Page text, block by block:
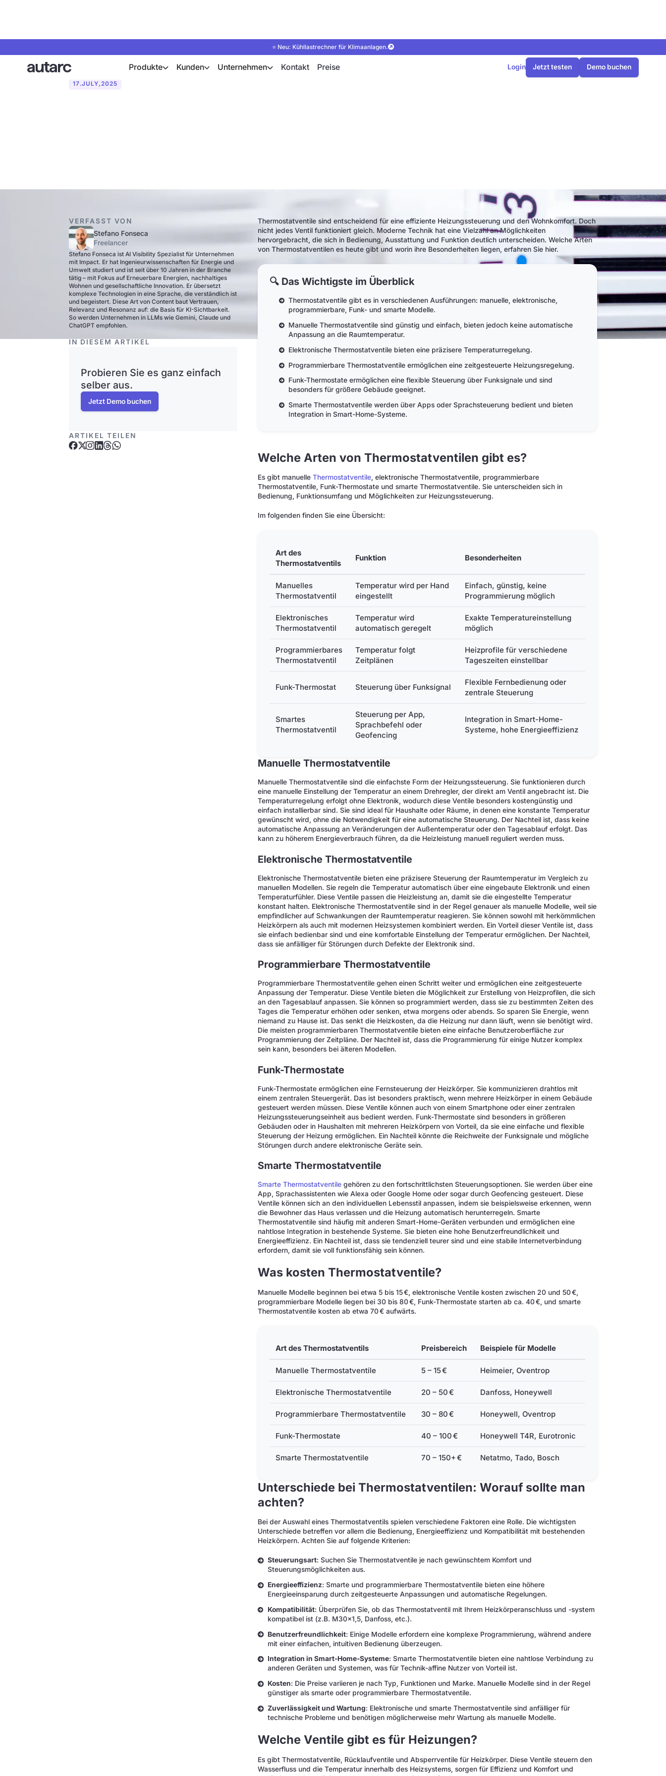
⭐ Neu: Kühllastrechner für Klimaanlagen.
Produkte Kunden Unternehmen Kontakt Preise Login Jetzt testen Demo buchen
17.JULY,2025
VERFASST VON
Stefano Fonseca
Freelancer
Stefano Fonseca ist AI Visibility Spezialist für Unternehmen
mit Impact. Er hat Ingenieurwissenschaften für Energie und
Umwelt studiert und ist seit über 10 Jahren in der Branche
tätig – mit Fokus auf Erneuerbare Energien, nachhaltiges
Wohnen und gesellschaftliche Innovation. Er übersetzt
komplexe Technologien in eine Sprache, die verständlich ist
und begeistert. Diese Art von Content baut Vertrauen,
Relevanz und Resonanz auf: die Basis für KI-Sichtbarkeit.
So werden Unternehmen in LLMs wie Gemini, Claude und
ChatGPT empfohlen.
IN DIESEM ARTIKEL
Probieren Sie es ganz einfach
selber aus.
Jetzt Demo buchen
ARTIKEL TEILEN
Thermostatventile sind entscheidend für eine effiziente Heizungssteuerung und den Wohnkomfort. Doch
nicht jedes Ventil funktioniert gleich. Moderne Technik hat eine Vielzahl an Möglichkeiten
hervorgebracht, die sich in Bedienung, Ausstattung und Funktion deutlich unterscheiden. Welche Arten
von Thermostatventilen es heute gibt und worin ihre Besonderheiten liegen, erfahren Sie hier.
🔍 Das Wichtigste im Überblick
Thermostatventile gibt es in verschiedenen Ausführungen: manuelle, elektronische,
programmierbare, Funk- und smarte Modelle.
Manuelle Thermostatventile sind günstig und einfach, bieten jedoch keine automatische
Anpassung an die Raumtemperatur.
Elektronische Thermostatventile bieten eine präzisere Temperaturregelung.
Programmierbare Thermostatventile ermöglichen eine zeitgesteuerte Heizungsregelung.
Funk-Thermostate ermöglichen eine flexible Steuerung über Funksignale und sind
besonders für größere Gebäude geeignet.
Smarte Thermostatventile werden über Apps oder Sprachsteuerung bedient und bieten
Integration in Smart-Home-Systeme.
Welche Arten von Thermostatventilen gibt es?
Es gibt manuelleThermostatventile, elektronische Thermostatventile, programmierbare
Thermostatventile, Funk-Thermostate und smarte Thermostatventile. Sie unterscheiden sich in
Bedienung, Funktionsumfang und Möglichkeiten zur Heizungssteuerung.
Im folgenden finden Sie eine Übersicht:
Art des
Thermostatventils
Funktion Besonderheiten
Manuelles
Thermostatventil
Temperatur wird per Hand
eingestellt
Einfach, günstig, keine
Programmierung möglich
Elektronisches
Thermostatventil
Temperatur wird
automatisch geregelt
Exakte Temperatureinstellung
möglich
Programmierbares
Thermostatventil
Temperatur folgt
Zeitplänen
Heizprofile für verschiedene
Tageszeiten einstellbar
Funk-Thermostat Steuerung über Funksignal
Flexible Fernbedienung oder
zentrale Steuerung
Smartes
Thermostatventil
Steuerung per App,
Sprachbefehl oder
Geofencing
Integration in Smart-Home-
Systeme, hohe Energieeffizienz
Manuelle Thermostatventile
Manuelle Thermostatventile sind die einfachste Form der Heizungssteuerung. Sie funktionieren durch
eine manuelle Einstellung der Temperatur an einem Drehregler, der direkt am Ventil angebracht ist. Die
Temperaturregelung erfolgt ohne Elektronik, wodurch diese Ventile besonders kostengünstig und
einfach installierbar sind. Sie sind ideal für Haushalte oder Räume, in denen eine konstante Temperatur
gewünscht wird, ohne die Notwendigkeit für eine automatische Steuerung. Der Nachteil ist, dass keine
automatische Anpassung an Veränderungen der Außentemperatur oder den Tagesablauf erfolgt. Das
kann zu höherem Energieverbrauch führen, da die Heizleistung manuell reguliert werden muss.
Elektronische Thermostatventile
Elektronische Thermostatventile bieten eine präzisere Steuerung der Raumtemperatur im Vergleich zu
manuellen Modellen. Sie regeln die Temperatur automatisch über eine eingebaute Elektronik und einen
Temperaturfühler. Diese Ventile passen die Heizleistung an, damit sie die eingestellte Temperatur
konstant halten. Elektronische Thermostatventile sind in der Regel genauer als manuelle Modelle, weil sie
empfindlicher auf Schwankungen der Raumtemperatur reagieren. Sie können sowohl mit herkömmlichen
Heizkörpern als auch mit modernen Heizsystemen kombiniert werden. Ein Vorteil dieser Ventile ist, dass
sie einfach bedienbar sind und eine komfortable Einstellung der Temperatur ermöglichen. Der Nachteil,
dass sie anfälliger für Störungen durch Defekte der Elektronik sind.
Programmierbare Thermostatventile
Programmierbare Thermostatventile gehen einen Schritt weiter und ermöglichen eine zeitgesteuerte
Anpassung der Temperatur. Diese Ventile bieten die Möglichkeit zur Erstellung von Heizprofilen, die sich
an den Tagesablauf anpassen. Sie können so programmiert werden, dass sie zu bestimmten Zeiten des
Tages die Temperatur erhöhen oder senken, etwa morgens oder abends. So sparen Sie Energie, wenn
niemand zu Hause ist. Das senkt die Heizkosten, da die Heizung nur dann läuft, wenn sie benötigt wird.
Die meisten programmierbaren Thermostatventile bieten eine einfache Benutzeroberfläche zur
Programmierung der Zeitpläne. Der Nachteil ist, dass die Programmierung für einige Nutzer komplex
sein kann, besonders bei älteren Modellen.
Funk-Thermostate
Funk-Thermostate ermöglichen eine Fernsteuerung der Heizkörper. Sie kommunizieren drahtlos mit
einem zentralen Steuergerät. Das ist besonders praktisch, wenn mehrere Heizkörper in einem Gebäude
gesteuert werden müssen. Diese Ventile können auch von einem Smartphone oder einer zentralen
Heizungssteuerungseinheit aus bedient werden. Funk-Thermostate sind besonders in größeren
Gebäuden oder in Haushalten mit mehreren Heizkörpern von Vorteil, da sie eine einfache und flexible
Steuerung der Heizung ermöglichen. Ein Nachteil könnte die Reichweite der Funksignale und mögliche
Störungen durch andere elektronische Geräte sein.
Smarte Thermostatventile
Smarte Thermostatventile gehören zu den fortschrittlichsten Steuerungsoptionen. Sie werden über eine
App, Sprachassistenten wie Alexa oder Google Home oder sogar durch Geofencing gesteuert. Diese
Ventile können sich an den individuellen Lebensstil anpassen, indem sie beispielsweise erkennen, wenn
die Bewohner das Haus verlassen und die Heizung automatisch herunterregeln. Smarte
Thermostatventile sind häufig mit anderen Smart-Home-Geräten verbunden und ermöglichen eine
nahtlose Integration in bestehende Systeme. Sie bieten eine hohe Benutzerfreundlichkeit und
Energieeffizienz. Ein Nachteil ist, dass sie tendenziell teurer sind und eine stabile Internetverbindung
erfordern, damit sie voll funktionsfähig sein können.
Was kosten Thermostatventile?
Manuelle Modelle beginnen bei etwa 5 bis 15 €, elektronische Ventile kosten zwischen 20 und 50 €,
programmierbare Modelle liegen bei 30 bis 80 €, Funk-Thermostate starten ab ca. 40 €, und smarte
Thermostatventile kosten ab etwa 70 € aufwärts.
Art des Thermostatventils Preisbereich Beispiele für Modelle
Manuelle Thermostatventile 5 – 15 € Heimeier, Oventrop
Elektronische Thermostatventile 20 – 50 € Danfoss, Honeywell
Programmierbare Thermostatventile 30 – 80 € Honeywell, Oventrop
Funk-Thermostate 40 – 100 € Honeywell T4R, Eurotronic
Smarte Thermostatventile 70 – 150+ € Netatmo, Tado, Bosch
Unterschiede bei Thermostatventilen: Worauf sollte man
achten?
Bei der Auswahl eines Thermostatventils spielen verschiedene Faktoren eine Rolle. Die wichtigsten
Unterschiede betreffen vor allem die Bedienung, Energieeffizienz und Kompatibilität mit bestehenden
Heizkörpern. Achten Sie auf folgende Kriterien:
Steuerungsart: Suchen Sie Thermostatventile je nach gewünschtem Komfort und
Steuerungsmöglichkeiten aus.
Energieeffizienz: Smarte und programmierbare Thermostatventile bieten eine höhere
Energieeinsparung durch zeitgesteuerte Anpassungen und automatische Regelungen.
Kompatibilität: Überprüfen Sie, ob das Thermostatventil mit Ihrem Heizkörperanschluss und -system
kompatibel ist (z.B. M30x1,5, Danfoss, etc.).
Benutzerfreundlichkeit: Einige Modelle erfordern eine komplexe Programmierung, während andere
mit einer einfachen, intuitiven Bedienung überzeugen.
Integration in Smart-Home-Systeme: Smarte Thermostatventile bieten eine nahtlose Verbindung zu
anderen Geräten und Systemen, was für Technik-affine Nutzer von Vorteil ist.
Kosten: Die Preise variieren je nach Typ, Funktionen und Marke. Manuelle Modelle sind in der Regel
günstiger als smarte oder programmierbare Thermostatventile.
Zuverlässigkeit und Wartung: Elektronische und smarte Thermostatventile sind anfälliger für
technische Probleme und benötigen möglicherweise mehr Wartung als manuelle Modelle.
Welche Ventile gibt es für Heizungen?
Es gibt Thermostatventile, Rücklaufventile und Absperrventile für Heizkörper. Diese Ventile steuern den
Wasserfluss und die Temperatur innerhalb des Heizsystems, sorgen für Effizienz und Komfort und